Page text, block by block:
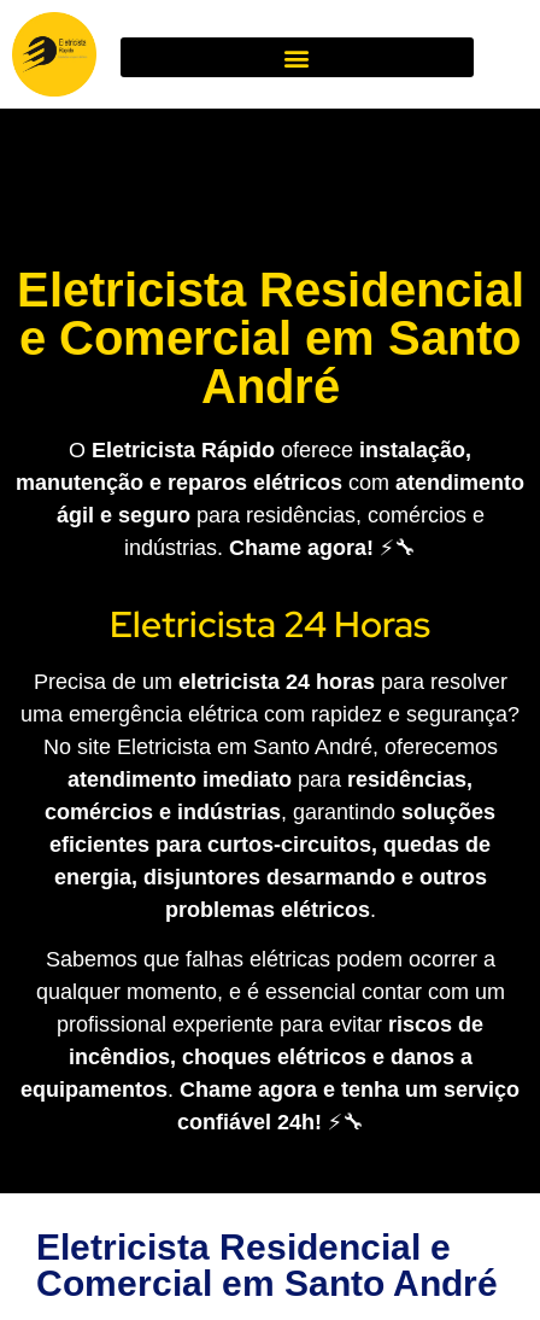
Eletricista Residencial
e Comercial em Santo
André
O Eletricista Rápido oferece instalação,
manutenção e reparos elétricos com atendimento
ágil e seguropara residências, comércios e
indústrias. Chame agora! ⚡🔧
Eletricista 24 Horas
Precisa de um eletricista 24 horaspara resolver
uma emergência elétrica com rapidez e segurança?
No site Eletricista em Santo André, oferecemos
atendimento imediato para residências,
comércios e indústrias, garantindo soluções
eficientes para curtos-circuitos, quedas de
energia, disjuntores desarmando e outros
problemas elétricos.
Sabemos que falhas elétricas podem ocorrer a
qualquer momento, e é essencial contar com um
profissional experiente para evitar riscos de
incêndios, choques elétricos e danos a
equipamentos. Chame agora e tenha um serviço
confiável 24h! ⚡🔧
Eletricista Residencial e
Comercial em Santo André